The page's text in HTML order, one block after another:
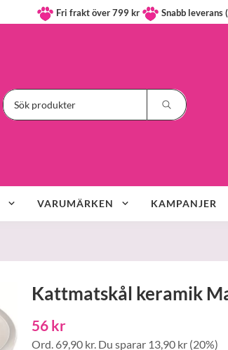
Fri frakt över 799 kr Snabb
VARUMÄRKEN KAMPANJER
Kattmatskål keramik
56 kr
Ord. 69,90 kr. Du sparar 13,90 kr (20%)